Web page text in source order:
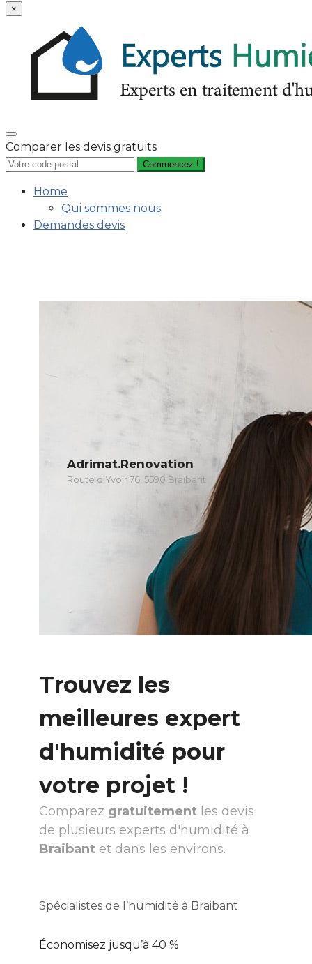
×
Comparer les devis gratuits
Commencez !
Home
Qui sommes nous
Demandes devis
Adrimat.Renovation
Route d'Yvoir 76, 5590 Braibant
Trouvez les
meilleures expert
d'humidité pour
votre projet !
Comparez gratuitement les devis
de plusieurs experts d'humidité à
Braibant et dans les environs.
Spécialistes de l’humidité à Braibant
Économisez jusqu’à 40 %